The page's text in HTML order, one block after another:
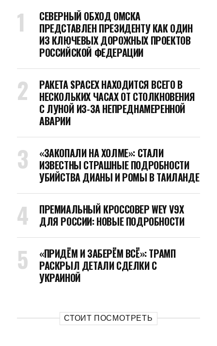
СЕВЕРНЫЙ ОБХОД ОМСКА
ПРЕДСТАВЛЕН ПРЕЗИДЕНТУ КАК ОДИН
ИЗ КЛЮЧЕВЫХ ДОРОЖНЫХ ПРОЕКТОВ
РОССИЙСКОЙ ФЕДЕРАЦИИ
РАКЕТА SPACEX НАХОДИТСЯ ВСЕГО В
НЕСКОЛЬКИХ ЧАСАХ ОТ СТОЛКНОВЕНИЯ
С ЛУНОЙ ИЗ-ЗА НЕПРЕДНАМЕРЕННОЙ
АВАРИИ
«ЗАКОПАЛИ НА ХОЛМЕ»: СТАЛИ
ИЗВЕСТНЫ СТРАШНЫЕ ПОДРОБНОСТИ
УБИЙСТВА ДИАНЫ И РОМЫ В ТАИЛАНДЕ
ПРЕМИАЛЬНЫЙ КРОССОВЕР WEY V9X
ДЛЯ РОССИИ: НОВЫЕ ПОДРОБНОСТИ
«ПРИДЁМ И ЗАБЕРЁМ ВСЁ»: ТРАМП
РАСКРЫЛ ДЕТАЛИ СДЕЛКИ С
УКРАИНОЙ
СТОИТ ПОСМОТРЕТЬ